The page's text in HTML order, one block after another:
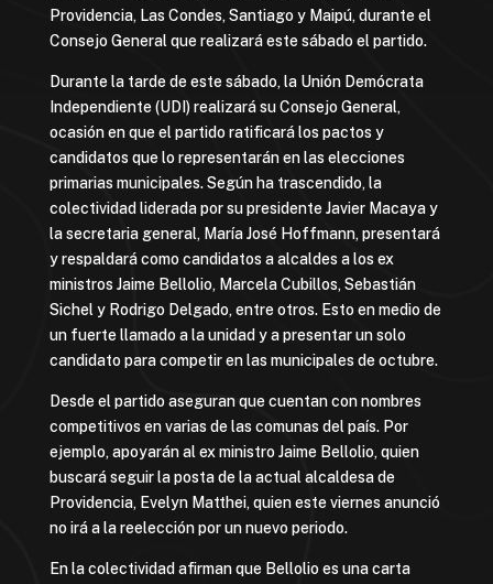
Providencia, Las Condes, Santiago y Maipú, durante el
Consejo General que realizará este sábado el partido.
Durante la tarde de este sábado, la Unión Demócrata
Independiente (UDI) realizará su Consejo General,
ocasión en que el partido ratificará los pactos y
candidatos que lo representarán en las elecciones
primarias municipales. Según ha trascendido, la
colectividad liderada por su presidente Javier Macaya y
la secretaria general, María José Hoffmann, presentará
y respaldará como candidatos a alcaldes a los ex
ministros Jaime Bellolio, Marcela Cubillos, Sebastián
Sichel y Rodrigo Delgado, entre otros. Esto en medio de
un fuerte llamado a la unidad y a presentar un solo
candidato para competir en las municipales de octubre.
Desde el partido aseguran que cuentan con nombres
competitivos en varias de las comunas del país. Por
ejemplo, apoyarán al ex ministro Jaime Bellolio, quien
buscará seguir la posta de la actual alcaldesa de
Providencia, Evelyn Matthei, quien este viernes anunció
no irá a la reelección por un nuevo periodo.
En la colectividad afirman que Bellolio es una carta